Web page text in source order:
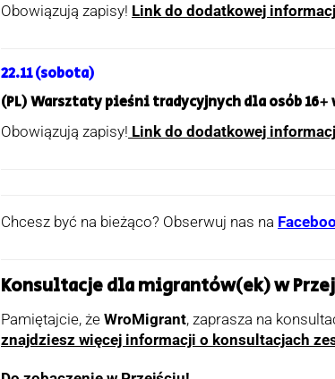
Obowiązują zapisy! Link do dodatkowej
22.11 (sobota)
(PL) Warsztaty pieśni tradycyjnych dla osób
Obowiązują zapisy! Link do dodatkowej
Chcesz być na bieżąco? Obserwuj nas na
Konsultacje dla migrantów(ek) w
Pamiętajcie, że WroMigrant, zaprasza na
znajdziesz więcej informacji o konsultacjach